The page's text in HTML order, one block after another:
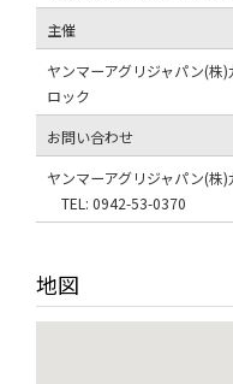
主催
ヤンマーアグリジャパン(株
ロック
お問い合わせ
ヤンマーアグリジャパン(株
TEL: 0942-53-0370
地図